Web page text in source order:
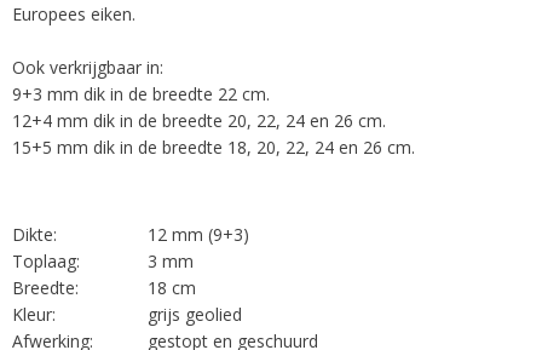
Europees eiken.
Ook verkrijgbaar in:
9+3 mm dik in de breedte 22 cm.
12+4 mm dik in de breedte 20, 22, 24 en 26 cm.
15+5 mm dik in de breedte 18, 20, 22, 24 en 26 cm.
Dikte:
Toplaag:
Breedte:
Kleur:
Afwerking:
12 mm (9+3)
3 mm
18 cm
grijs geolied
gestopt en geschuurd